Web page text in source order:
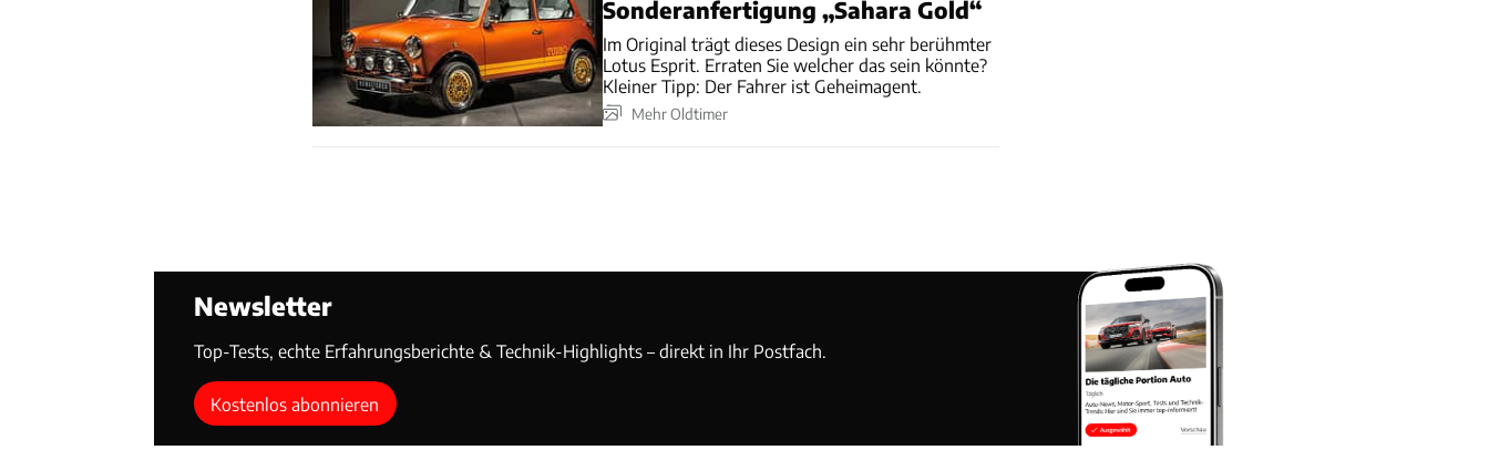
Sonderanfertigung „Sahara Gold“
Im Original trägt dieses Design ein sehr berühmter
Lotus Esprit. Erraten Sie welcher das sein könnte?
Kleiner Tipp: Der Fahrer ist Geheimagent.
Mehr Oldtimer
Newsletter
Top-Tests, echte Erfahrungsberichte & Technik-Highlights – direkt in Ihr Postfach.
Kostenlos abonnieren